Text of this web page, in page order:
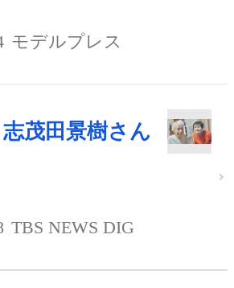
モデルプレス
志茂田景樹さん
TBS NEWS DIG